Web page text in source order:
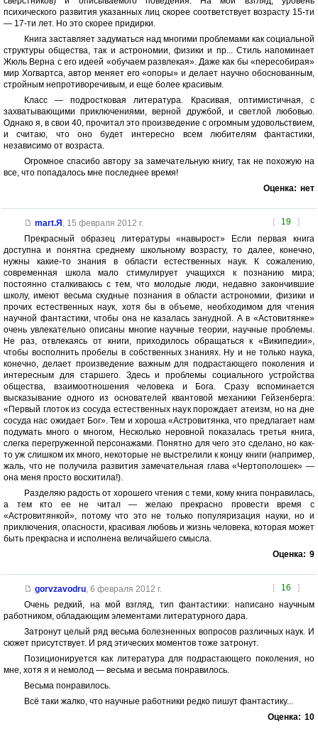
психического развития указанных лиц скорее соответствует возрасту 15-ти
— 17-ти лет. Но это скорее придирки.
Книга заставляет задуматься над многими проблемами как социальной
структуры общества, так и астрономии, физики и пр... Стиль напоминает
Жюль Верна с его идеей «обучаем развлекая». Даже как бы «пересобирая»
мир Хогвартса, автор меняет его «опоры» и делает научно обоснованным,
стройным непротиворечивым, и еще более красивым.
Класс — подростковая литература. Красивая, оптимистичная, с
захватывающими приключениями, верной дружбой, и светлой любовью.
Однако я, в свои 40, прочитал это произведение с огромным удовольствием,
и считаю, что оно будет интересно всем любителям фантастики,
независимо от возраста.
Огромное спасибо автору за замечательную книгу, так не похожую на
все, что попадалось мне последнее время!
Оценка: нет
[ 19 ]
mart.Я , 15 февраля 2012 г.
Прекрасный образец литературы «навырост» Если первая книга
доступна и понятна среднему школьному возрасту, то далее, конечно,
нужны какие-то знания в области естественных наук. К сожалению,
современная школа мало стимулирует учащихся к познанию мира;
постоянно сталкиваюсь с тем, что молодые люди, недавно закончившие
школу, имеют весьма скудные познания в области астрономии, физики и
прочих естественных наук, хотя бы в объеме, необходимом для чтения
научной фантастики, чтобы она не казалась занудной. А в «Астовитянке»
очень увлекательно описаны многие научные теории, научные проблемы.
Не раз, отвлекаясь от книги, приходилось обращаться к «Википедии»,
чтобы восполнить пробелы в собственных знаниях. Ну и не только наука,
конечно, делает произведение важным для подрастающего поколения и
интересным для старшего. Здесь и проблемы социального устройства
общества, взаимоотношения человека и Бога. Сразу вспоминается
высказывание одного из основателей квантовой механики Гейзенберга:
«Первый глоток из сосуда естественных наук порождает атеизм, но на дне
сосуда нас ожидает Бог». Тем и хороша «Астровитянка, что предлагает нам
подумать много о многом, Несколько неровной показалась третья книга,
слегка перегруженной персонажами. Понятно для чего это сделано, но как-
то уж слишком их много, некоторые не выстрелили к концу книги (например,
жаль, что не получила развития замечательная глава «Чертополошек» —
она меня просто восхитила!).
Разделяю радость от хорошего чтения с теми, кому книга понравилась,
а тем кто ее не читал — желаю прекрасно провести время с
«Астровитянкой», потому что это не только популяризация науки, но и
приключения, опасности, красивая любовь и жизнь человека, которая может
быть прекрасна и исполнена величайшего смысла.
Оценка: 9
[ 16 ]
gorvzavodru, 6 февраля 2012 г.
Очень редкий, на мой взгляд, тип фантастики: написано научным
работником, обладающим элементами литературного дара.
Затронут целый ряд весьма болезненных вопросов различных наук. И
сюжет присутствует. И ряд этических моментов тоже затронут.
Позиционируется как литература для подрастающего поколения, но
мне, хотя я и немолод — весьма и весьма понравилось.
Весьма понравилось.
Всё таки жалко, что научные работники редко пишут фантастику...
Оценка: 10